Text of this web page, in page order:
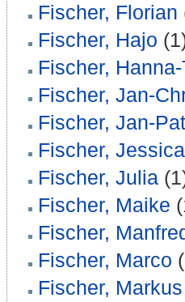
Fischer, Florian
Fischer, Hajo
Fischer,
Fischer, Jan-
Fischer, Jan-
Fischer, Jessica
Fischer, Julia
Fischer, Maike
Fischer,
Fischer, Marco
Fischer, Markus